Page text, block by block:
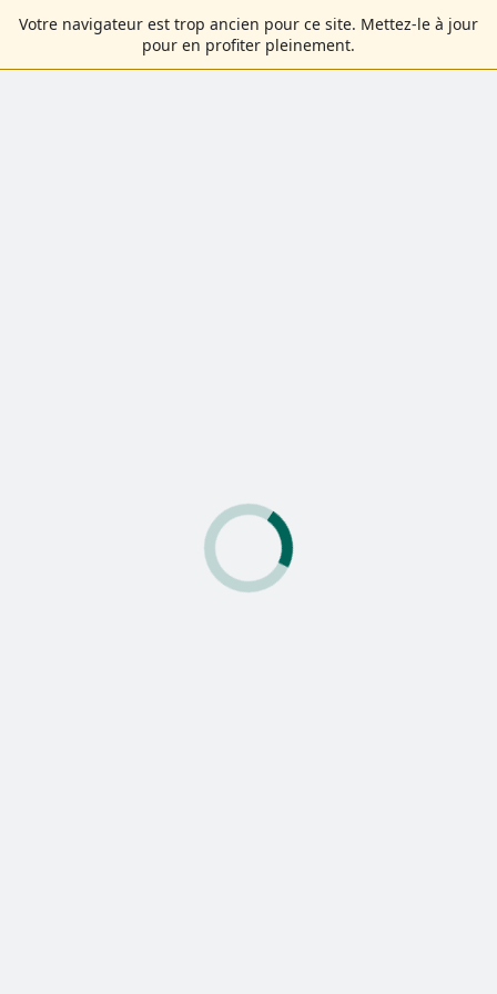
Votre navigateur est trop ancien pour ce site. Mettez-le à jour
pour en profiter pleinement.